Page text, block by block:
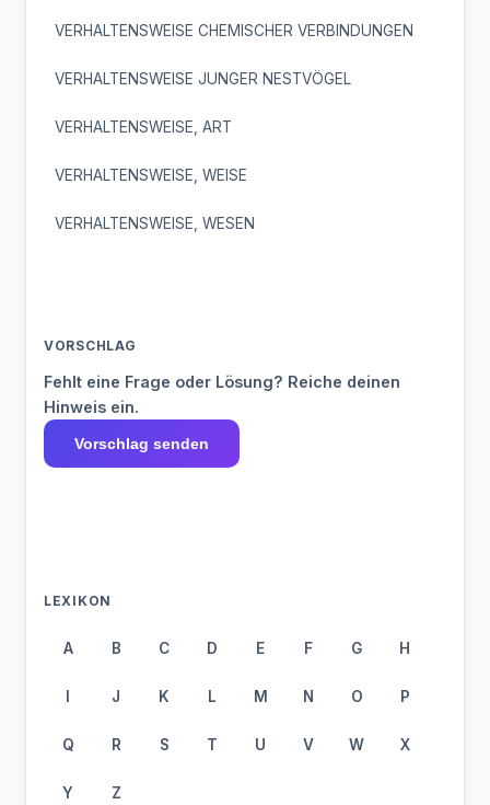
VERHALTENSWEISE CHEMISCHER VERBINDUNGEN
VERHALTENSWEISE JUNGER NESTVÖGEL
VERHALTENSWEISE, ART
VERHALTENSWEISE, WEISE
VERHALTENSWEISE, WESEN
VORSCHLAG
Fehlt eine Frage oder Lösung? Reiche deinen
Hinweis ein.
Vorschlag senden
LEXIKON
A B C D E F G H
I J K L M N O P
Q R S T U V W X
Y Z